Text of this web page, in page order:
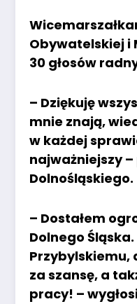
Obywatelskiej i
30 głosów
– Dziękuję
mnie znają,
w każdej
najważniejszy
Dolnośląskiego.
– Dostałem
Dolnego
Przybylskiemu,
za szansę, a
pracy! –